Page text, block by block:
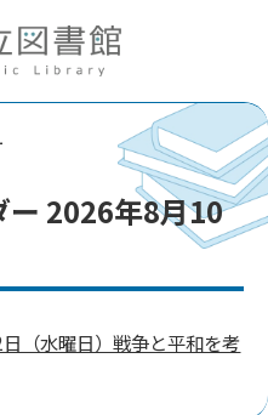
ー 2026年8月10
（水曜日）戦争と平和を考